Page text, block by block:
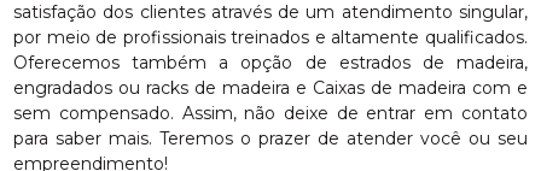
satisfação dos clientes através de um atendimento singular,
por meio de profissionais treinados e altamente qualificados.
Oferecemos também a opção de estrados de madeira,
engradados ou racks de madeira e Caixas de madeira com e
sem compensado. Assim, não deixe de entrar em contato
para saber mais. Teremos o prazer de atender você ou seu
empreendimento!